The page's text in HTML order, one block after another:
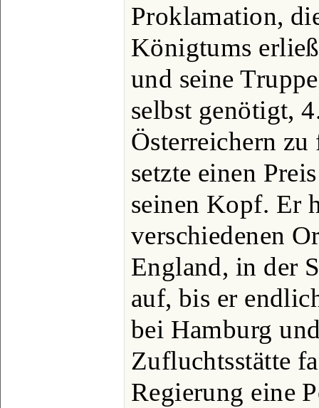
Proklamation,
Königtums
und seine
selbst genötigt,
Österreichern
setzte einen
seinen Kopf. Er
verschiedenen
England, in der
auf, bis er
bei Hamburg
Zufluchtsstätte
Regierung eine